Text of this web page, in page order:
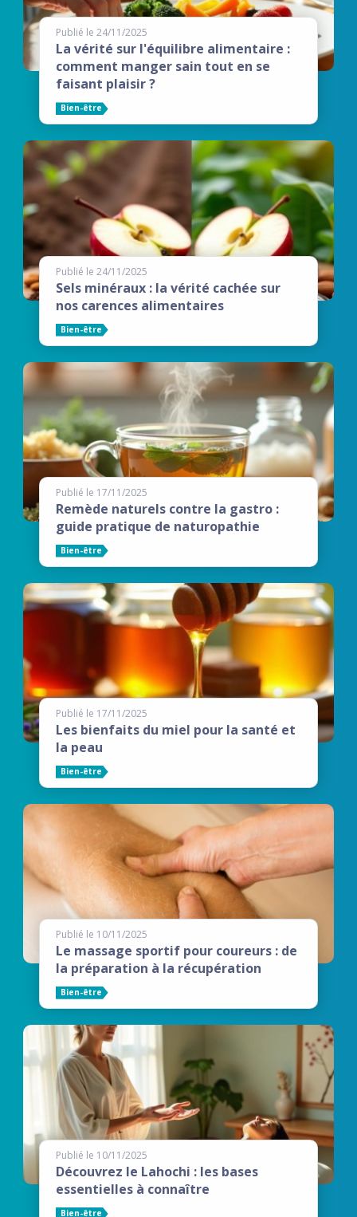
Publié le 24/11/2025
La vérité sur l'équilibre alimentaire :
comment manger sain tout en se
faisant plaisir ?
Bien-être
Publié le 24/11/2025
Sels minéraux : la vérité cachée sur
nos carences alimentaires
Bien-être
Publié le 17/11/2025
Remède naturels contre la gastro :
guide pratique de naturopathie
Bien-être
Publié le 17/11/2025
Les bienfaits du miel pour la santé et
la peau
Bien-être
Publié le 10/11/2025
Le massage sportif pour coureurs : de
la préparation à la récupération
Bien-être
Publié le 10/11/2025
Découvrez le Lahochi : les bases
essentielles à connaître
Bien-être